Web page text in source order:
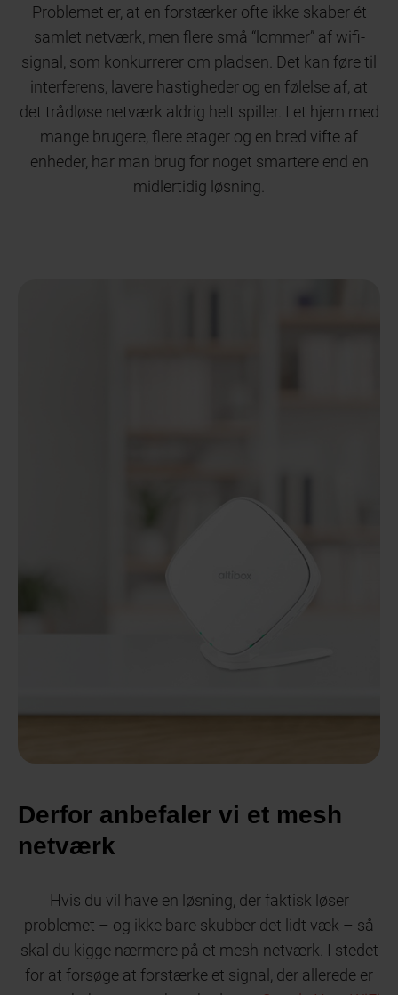
Problemet er, at en forstærker ofte ikke skaber ét
samlet netværk, men flere små “lommer” af wifi-
signal, som konkurrerer om pladsen. Det kan føre til
interferens, lavere hastigheder og en følelse af, at
det trådløse netværk aldrig helt spiller. I et hjem med
mange brugere, flere etager og en bred vifte af
enheder, har man brug for noget smartere end en
midlertidig løsning.
Derfor anbefaler vi et mesh
netværk
Hvis du vil have en løsning, der faktisk løser
problemet – og ikke bare skubber det lidt væk – så
skal du kigge nærmere på et mesh-netværk. I stedet
for at forsøge at forstærke et signal, der allerede er